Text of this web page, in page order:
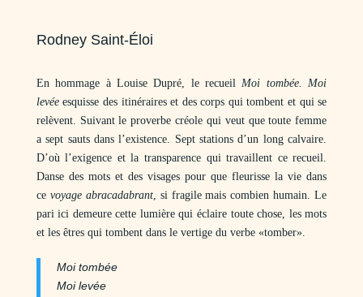
Rodney Saint-Éloi
En hommage à Louise Dupré, le recueilMoi tombée. Moi
levéeesquisse des itinéraires et des corps qui tombent et qui se
relèvent. Suivant le proverbe créole qui veut que toute femme
a sept sauts dans l’existence. Sept stations d’un long calvaire.
D’où l’exigence et la transparence qui travaillent ce recueil.
Danse des mots et des visages pour que fleurisse la vie dans
ce voyage abracadabrant, si fragile mais combien humain. Le
pari ici demeure cette lumière qui éclaire toute chose, les mots
et les êtres qui tombent dans le vertige du verbe «tomber».
Moi tombée
Moi levée